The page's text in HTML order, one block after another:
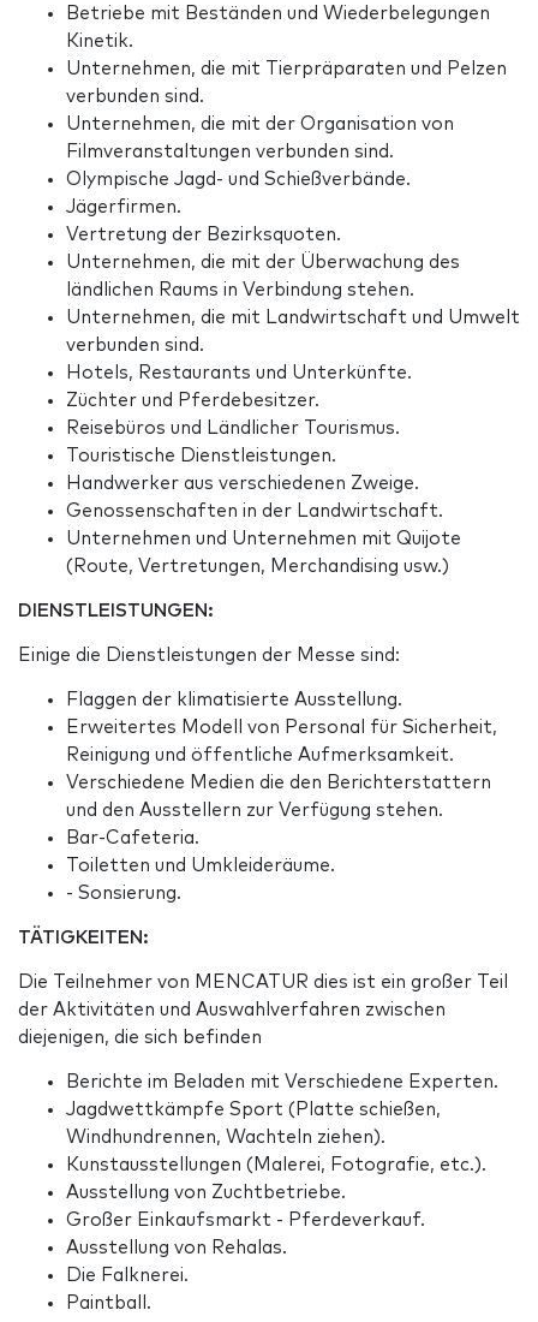
Betriebe mit Beständen und Wiederbelegungen
Kinetik.
Unternehmen, die mit Tierpräparaten und Pelzen
verbunden sind.
Unternehmen, die mit der Organisation von
Filmveranstaltungen verbunden sind.
Olympische Jagd- und Schießverbände.
Jägerfirmen.
Vertretung der Bezirksquoten.
Unternehmen, die mit der Überwachung des
ländlichen Raums in Verbindung stehen.
Unternehmen, die mit Landwirtschaft und Umwelt
verbunden sind.
Hotels, Restaurants und Unterkünfte.
Züchter und Pferdebesitzer.
Reisebüros und Ländlicher Tourismus.
Touristische Dienstleistungen.
Handwerker aus verschiedenen Zweige.
Genossenschaften in der Landwirtschaft.
Unternehmen und Unternehmen mit Quijote
(Route, Vertretungen, Merchandising usw.)
DIENSTLEISTUNGEN:
Einige die Dienstleistungen der Messe sind:
Flaggen der klimatisierte Ausstellung.
Erweitertes Modell von Personal für Sicherheit,
Reinigung und öffentliche Aufmerksamkeit.
Verschiedene Medien die den Berichterstattern
und den Ausstellern zur Verfügung stehen.
Bar-Cafeteria.
Toiletten und Umkleideräume.
- Sonsierung.
TÄTIGKEITEN:
Die Teilnehmer von MENCATUR dies ist ein großer Teil
der Aktivitäten und Auswahlverfahren zwischen
diejenigen, die sich befinden
Berichte im Beladen mit Verschiedene Experten.
Jagdwettkämpfe Sport (Platte schießen,
Windhundrennen, Wachteln ziehen).
Kunstausstellungen (Malerei, Fotografie, etc.).
Ausstellung von Zuchtbetriebe.
Großer Einkaufsmarkt - Pferdeverkauf.
Ausstellung von Rehalas.
Die Falknerei.
Paintball.